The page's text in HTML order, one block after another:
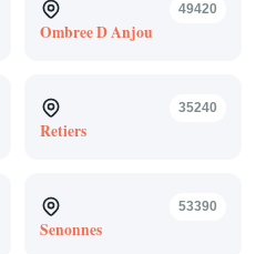
49420
Ombree D Anjou
35240
Retiers
53390
Senonnes